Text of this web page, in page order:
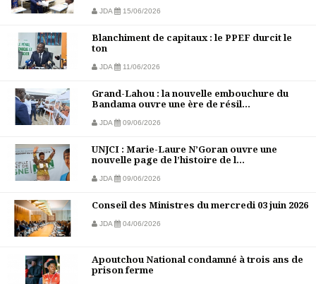
JDA 15/06/2026
Blanchiment de capitaux : le PPEF durcit le
ton
JDA 11/06/2026
Grand-Lahou : la nouvelle embouchure du
Bandama ouvre une ère de résil...
JDA 09/06/2026
UNJCI : Marie-Laure N’Goran ouvre une
nouvelle page de l’histoire de l...
JDA 09/06/2026
Conseil des Ministres du mercredi 03 juin 2026
JDA 04/06/2026
Apoutchou National condamné à trois ans de
prison ferme